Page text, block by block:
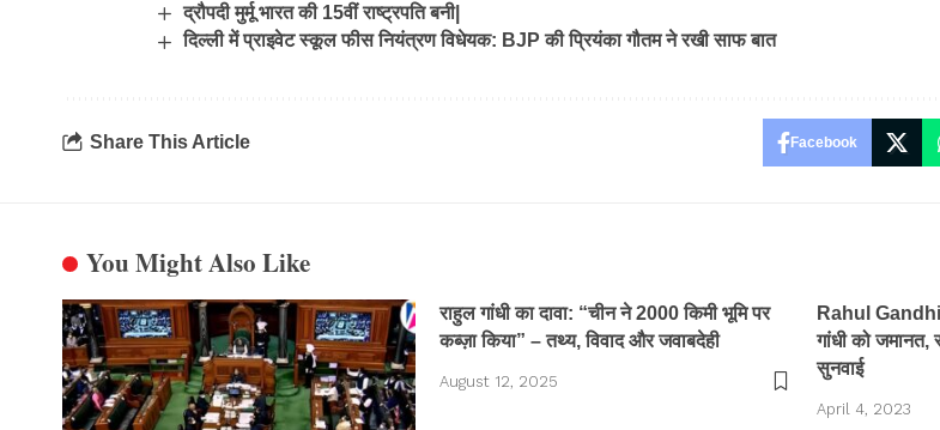
द्रौपदी मुर्मू भारत की 15वीं राष्ट्रपति बनी|
दिल्ली में प्राइवेट स्कूल फीस नियंत्रण विधेयक: BJP की प्रियंका गौतम ने रखी साफ बात
Share This Article Facebook
You Might Also Like
राहुल गांधी का दावा: “चीन ने 2000 किमी भूमि पर
कब्ज़ा किया” – तथ्य, विवाद और जवाबदेही
August 12, 2025
Rahul Gandhi
गांधी को
सुनवाई
April 4, 2023